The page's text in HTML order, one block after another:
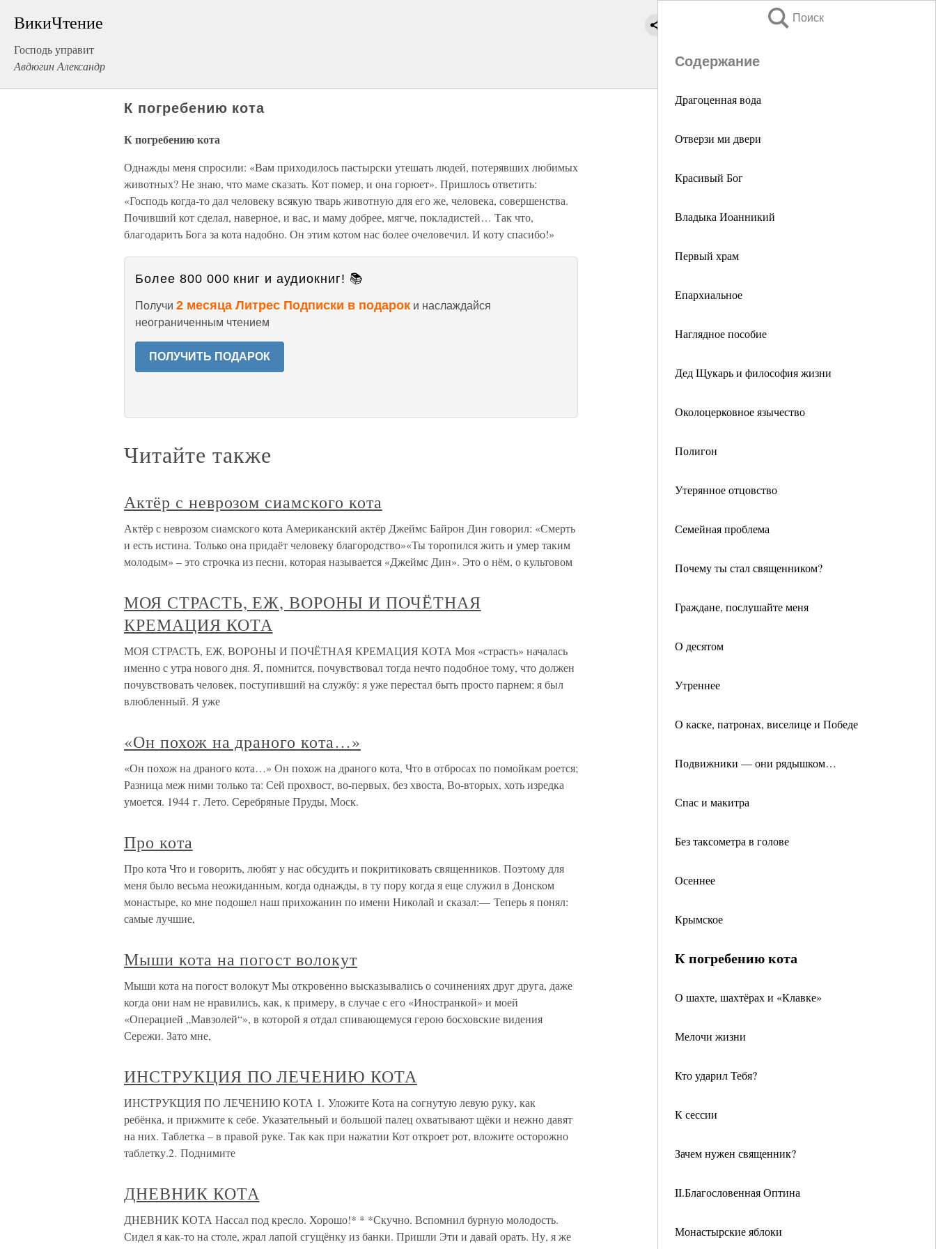
ВикиЧтение
Господь управит
Авдюгин Александр
Поиск
Содержание
Дрaгоценная вода
Отверзи ми двери
Красивый Бог
Владыка Иоанникий
Первый храм
Епархиальное
Наглядное пособие
Дед Щукарь и философия жизни
Околоцерковное язычество
Полигон
Утерянное отцовство
Семейная проблема
Почему ты стал священником?
Граждане, послушайте меня
О десятом
Утреннее
О каске, патронах, виселице и Победе
Подвижники — они рядышком…
Спас и макитра
Без таксометра в голове
Осеннее
Крымское
К погребению кота
О шахте, шахтёрах и «Клавке»
Мелочи жизни
Кто ударил Тебя?
К сессии
Зачем нужен священник?
II.Благословенная Оптина
Монастырские яблоки
К погребению кота
К погребению кота
Однажды меня спросили: «Вам приходилось пастырски утешать людей, потерявших любимых
животных? Не знаю, что маме сказать. Кот помер, и она горюет». Пришлось ответить:
«Господь когда-то дал человеку всякую тварь животную для его же, человека, совершенства.
Почивший кот сделал, наверное, и вас, и маму добрее, мягче, покладистей… Так что,
благодарить Бога за кота надобно. Он этим котом нас более очеловечил. И коту спасибо!»
Более 800 000 книг и аудиокниг! 📚
Получи 2 месяца Литрес Подписки в подарок и наслаждайся
неограниченным чтением
ПОЛУЧИТЬ ПОДАРОК
Читайте также
Актёр с неврозом сиамского кота
Актёр с неврозом сиамского кота Американский актёр Джеймс Байрон Дин говорил: «Смерть
и есть истина. Только она придаёт человеку благородство»«Ты торопился жить и умер таким
молодым» – это строчка из песни, которая называется «Джеймс Дин». Это о нём, о культовом
МОЯ СТРАСТЬ, ЕЖ, ВОРОНЫ И ПОЧЁТНАЯ
КРЕМАЦИЯ КОТА
МОЯ СТРАСТЬ, ЕЖ, ВОРОНЫ И ПОЧЁТНАЯ КРЕМАЦИЯ КОТА Моя «страсть» началась
именно с утра нового дня. Я, пом­нится, почувствовал тогда нечто подобное тому, что должен
почувствовать человек, поступивший на службу: я уже пе­рестал быть просто парнем; я был
влюбленный. Я уже
«Он похож на драного кота…»
«Он похож на драного кота…» Он похож на драного кота, Что в отбросах по помойкам роется;
Разница меж ними только та: Сей прохвост, во-первых, без хвоста, Во-вторых, хоть изредка
умоется. 1944 г. Лето. Серебряные Пруды, Моск.
Про кота
Про кота Что и говорить, любят у нас обсудить и покритиковать священников. Поэтому для
меня было весьма неожиданным, когда однажды, в ту пору когда я еще служил в Донском
монастыре, ко мне подошел наш прихожанин по имени Николай и сказал:— Теперь я понял:
самые лучшие,
Мыши кота на погост волокут
Мыши кота на погост волокут Мы откровенно высказывались о сочинениях друг друга, даже
когда они нам не нравились, как, к примеру, в случае с его «Иностранкой» и моей
«Операцией „Мавзолей“», в которой я отдал спивающемуся герою босховские видения
Сережи. Зато мне,
ИНСТРУКЦИЯ ПО ЛЕЧЕНИЮ КОТА
ИНСТРУКЦИЯ ПО ЛЕЧЕНИЮ КОТА 1. Уложите Кота на согнутую левую руку, как
ребёнка, и прижмите к себе. Указательный и большой палец охватывают щёки и нежно давят
на них. Таблетка – в правой руке. Так как при нажатии Кот откроет рот, вложите осторожно
таблетку.2. Поднимите
ДНЕВНИК КОТА
ДНЕВНИК КОТА Нассал под кресло. Хорошо!* * *Скучно. Вспомнил бурную молодость.
Сидел я как-то на столе, жрал лапой сгущёнку из банки. Пришли Эти и давай орать. Ну, я же